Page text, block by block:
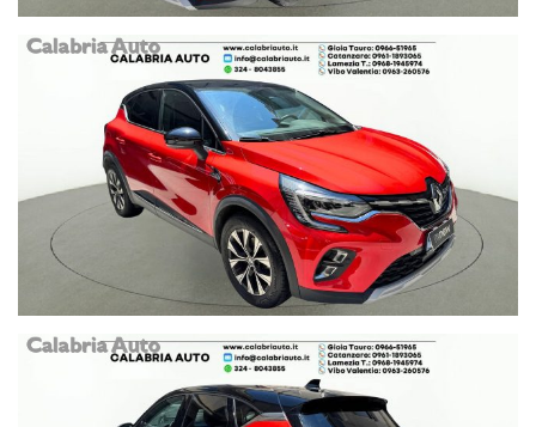
TEL 0963 260576
LAMEZIA TERME (CZ)
VIA DEL PROGRESSO N. 256
0968 1945974